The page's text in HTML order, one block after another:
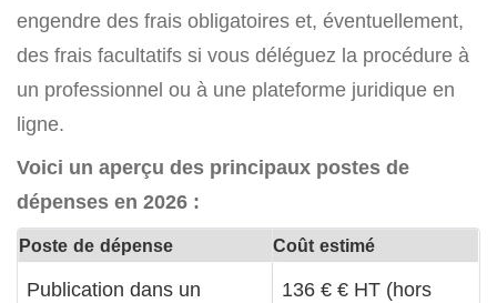
engendre des frais obligatoires et, éventuellement,
des frais facultatifs si vous déléguez la procédure à
un professionnel ou à une plateforme juridique en
ligne.
Voici un aperçu des principaux postes de
dépenses en 2026 :
Poste de dépense Coût estimé
Publication dans un
136 € € HT (hors